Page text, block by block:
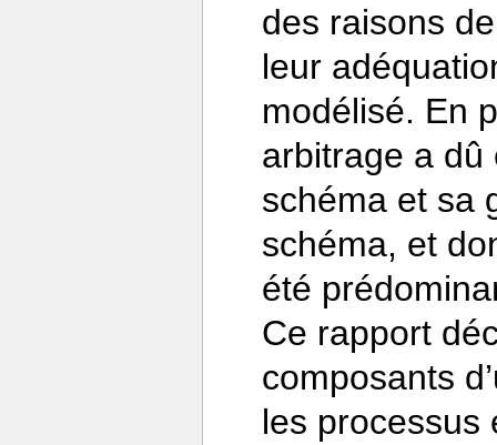
des raisons
leur
modélisé. En
arbitrage a dû
schéma et sa
schéma, et
été
Ce rapport
composants
les processus